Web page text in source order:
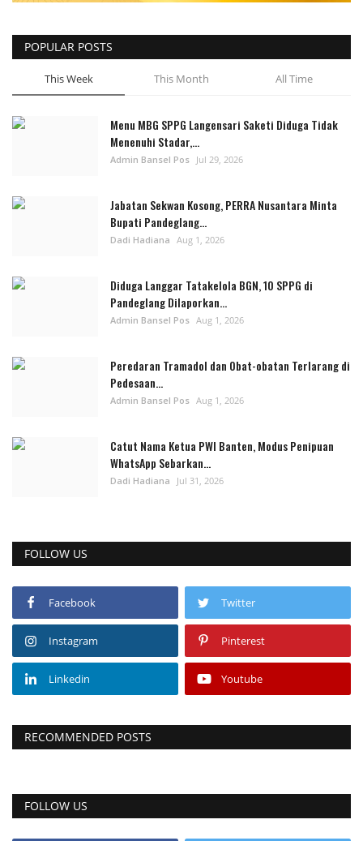
POPULAR POSTS
This Week This Month All Time
Menu MBG SPPG Langensari Saketi Diduga Tidak
Menenuhi Stadar,...
Admin Bansel Pos Jul 29, 2026
Jabatan Sekwan Kosong, PERRA Nusantara Minta
Bupati Pandeglang...
Dadi Hadiana Aug 1, 2026
Diduga Langgar Tatakelola BGN, 10 SPPG di
Pandeglang Dilaporkan...
Admin Bansel Pos Aug 1, 2026
Peredaran Tramadol dan Obat-obatan Terlarang di
Pedesaan...
Admin Bansel Pos Aug 1, 2026
Catut Nama Ketua PWI Banten, Modus Penipuan
WhatsApp Sebarkan...
Dadi Hadiana Jul 31, 2026
FOLLOW US
Facebook Twitter
Instagram Pinterest
Linkedin Youtube
RECOMMENDED POSTS
FOLLOW US